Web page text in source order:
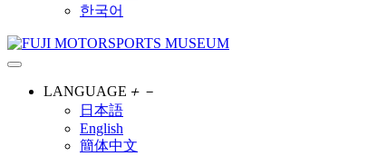
한국어
LANGUAGE ＋ －
日本語
English
簡体中文